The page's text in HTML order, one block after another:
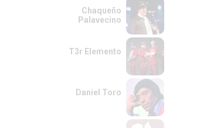
Chaqueño
Palavecino
T3r Elemento
Daniel Toro